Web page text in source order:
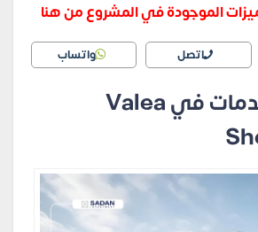
الموجودة في المشروع من هنا
اتصل واتساب
المرافق والخدمات في Valea